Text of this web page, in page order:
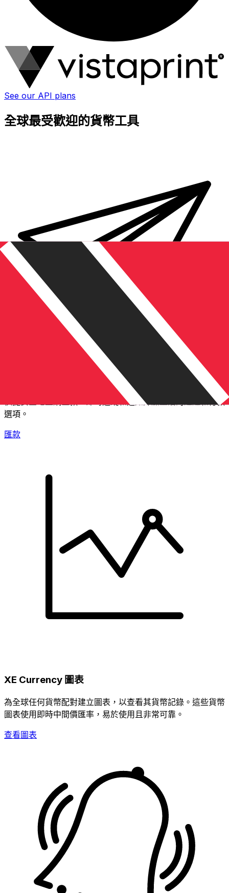
See our API plans
全球最受歡迎的貨幣工具
快捷安全地上網匯款。即時追蹤和通知外加靈活的遞送和付款
選項。
匯款
XE Currency 圖表
為全球任何貨幣配對建立圖表，以查看其貨幣記錄。這些貨幣
圖表使用即時中間價匯率，易於使用且非常可靠。
查看圖表